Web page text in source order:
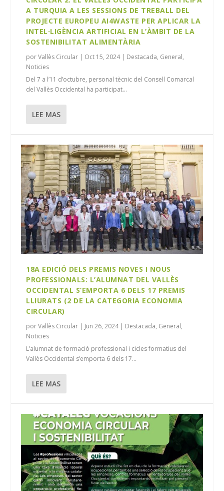
A TURQUIA A LES SESSIONS DE TREBALL DEL
PROJECTE EUROPEU AI4WASTE PER APLICAR LA
INTEL·LIGÈNCIA ARTIFICIAL EN L’ÀMBIT DE LA
SOSTENIBILITAT ALIMENTÀRIA
porVallès Circular | Oct 15, 2024| Destacada, General,
Noticies
Del 7 a l’11 d’octubre, personal tècnic del Consell Comarcal
del Vallès Occidental ha participat...
LEE MAS
18A EDICIÓ DELS PREMIS NOVES I NOUS
PROFESSIONALS: L’ALUMNAT DEL VALLÈS
OCCIDENTAL S’EMPORTA 6 DELS 17 PREMIS
LLIURATS (2 DE LA CATEGORIA ECONOMIA
CIRCULAR)
porVallès Circular | Jun 26, 2024| Destacada, General,
Noticies
L’alumnat de formació professional i cicles formatius del
Vallès Occidental s’emporta 6 dels 17...
LEE MAS